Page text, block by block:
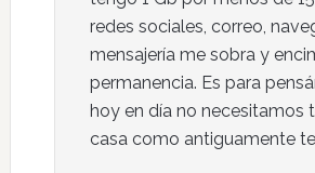
redes sociales, correo,
mensajería me sobra y
permanencia. Es para
hoy en día no necesitamos
casa como antiguamente